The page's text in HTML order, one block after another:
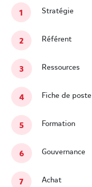
Stratégie
Référent
Ressources
Fiche de poste
Formation
Gouvernance
Achat